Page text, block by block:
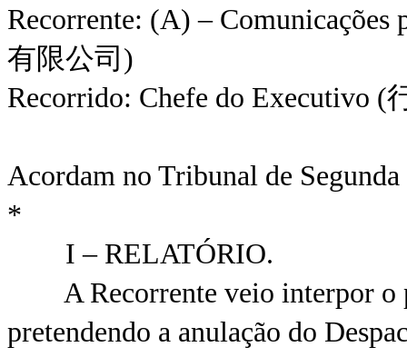
Recorrente: (A) –
有限公司)
Recorrido: Chefe do Executivo (
Acordam no Tribunal de
*
I – RELATÓRIO.
A Recorrente veio interpor o
pretendendo a anulação do